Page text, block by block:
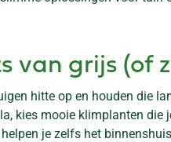
van grijs (of
hitte op en houden die
kies mooie klimplanten
je zelfs het